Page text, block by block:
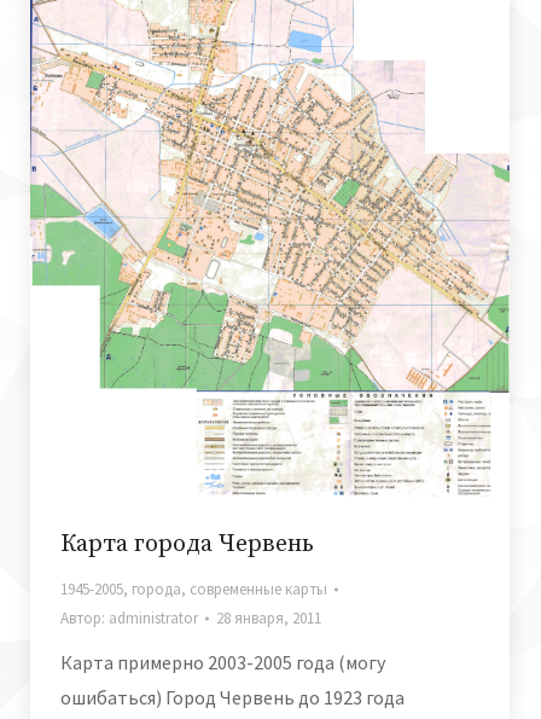
Карта города Червень
1945-2005, города, современные карты
Автор: administrator 28 января, 2011
Карта примерно 2003-2005 года (могу
ошибаться) Город Червень до 1923 года